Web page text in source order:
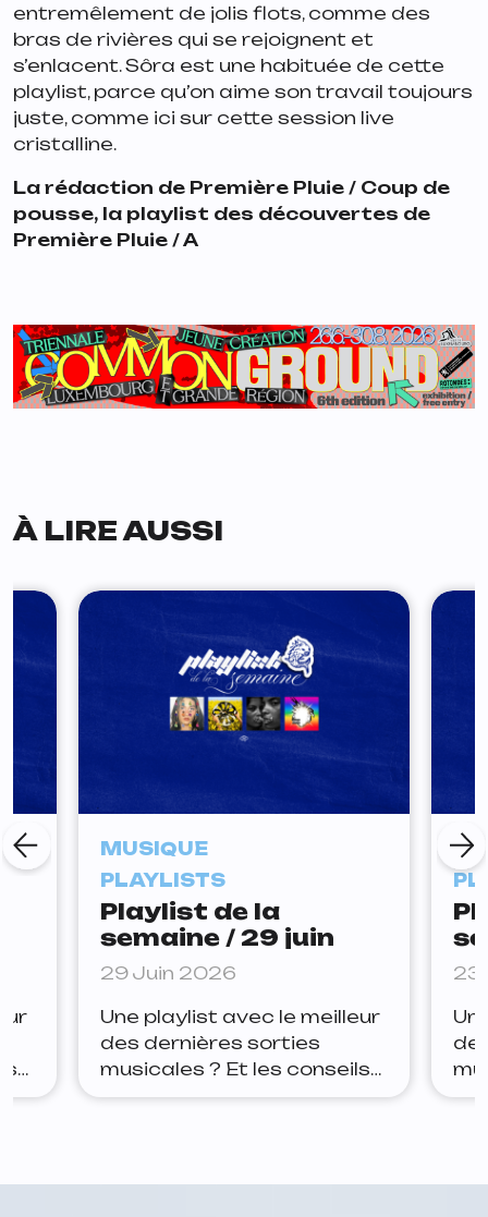
entremêlement de jolis flots, comme des
bras de rivières qui se rejoignent et
s’enlacent. Sôra est une habituée de cette
playlist, parce qu’on aime son travail toujours
juste, comme ici sur cette session live
cristalline.
La rédaction de Première Pluie / Coup de
pousse, la playlist des découvertes de
Première Pluie / A
À LIRE AUSSI
MUSIQUE
PLAYLISTS
Playlist de la
semaine / 29 juin
29 Juin 2026
Une playlist avec le meilleur
des dernières sorties
musicales ? Et les conseils
de la rédaction pour rester
23
de